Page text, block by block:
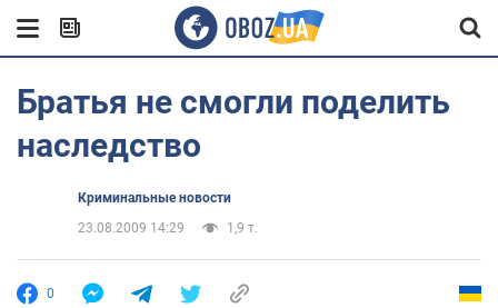
Братья не смогли поделить
наследство
Криминальные новости
23.08.2009 14:29
1,9 т.
0